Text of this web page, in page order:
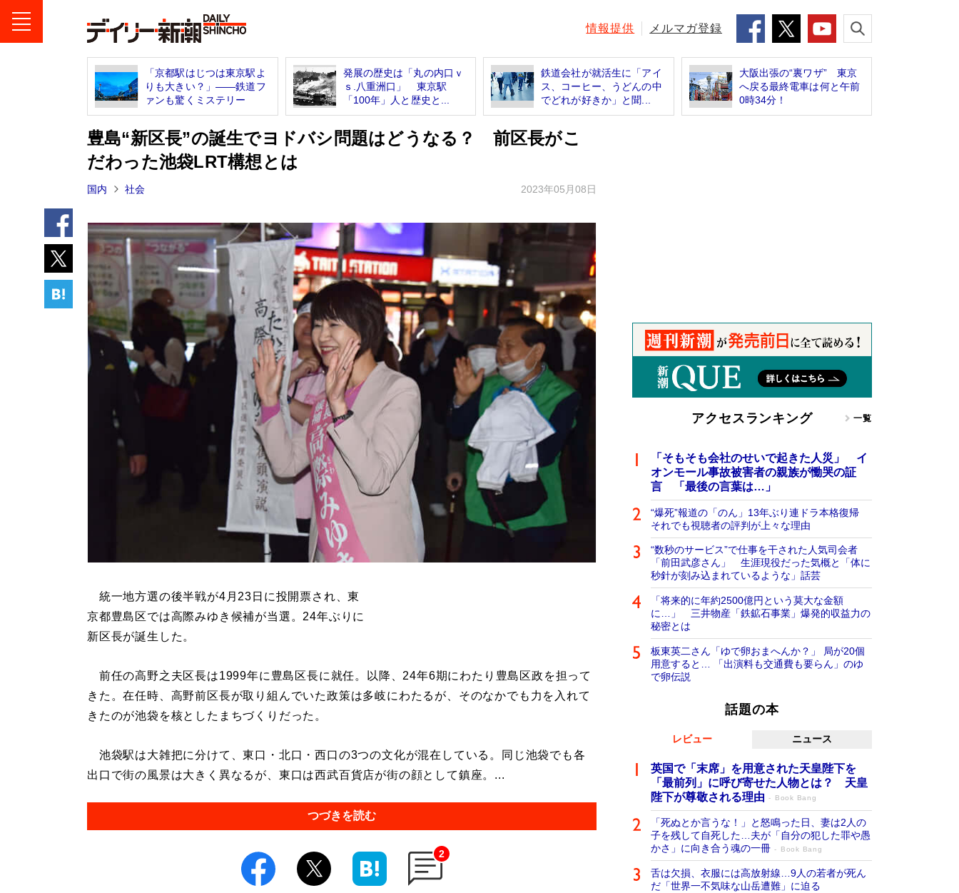
情報提供 メルマガ登録
「京都駅はじつは東京駅よ
りも大きい？」――鉄道フ
ァンも驚くミステリー
発展の歴史は「丸の内口ｖ
ｓ.八重洲口」 東京駅
「100年」人と歴史と...
鉄道会社が就活生に「アイ
ス、コーヒー、うどんの中
でどれが好きか」と聞...
大阪出張の“裏ワザ” 東京
へ戻る最終電車は何と午前
0時34分！
豊島“新区長”の誕生でヨドバシ問題はどうなる？ 前区長がこ
だわった池袋LRT構想とは
国内 社会 2023年05月08日
統一地方選の後半戦が4月23日に投開票され、東
京都豊島区では高際みゆき候補が当選。24年ぶりに
新区長が誕生した。
前任の高野之夫区長は1999年に豊島区長に就任。以降、24年6期にわたり豊島区政を担って
きた。在任時、高野前区長が取り組んでいた政策は多岐にわたるが、そのなかでも力を入れて
きたのが池袋を核としたまちづくりだった。
池袋駅は大雑把に分けて、東口・北口・西口の3つの文化が混在している。同じ池袋でも各
出口で街の風景は大きく異なるが、東口は西武百貨店が街の顔として鎮座。...
つづきを読む
2
アクセスランキング 一覧
「そもそも会社のせいで起きた人災」 イ
オンモール事故被害者の親族が慟哭の証
言 「最後の言葉は…」
“爆死”報道の「のん」13年ぶり連ドラ本格復帰
それでも視聴者の評判が上々な理由
“数秒のサービス”で仕事を干された人気司会者
「前田武彦さん」 生涯現役だった気概と「体に
秒針が刻み込まれているような」話芸
「将来的に年約2500億円という莫大な金額
に…」 三井物産「鉄鉱石事業」爆発的収益力の
秘密とは
板東英二さん「ゆで卵おまへんか？」 局が20個
用意すると… 「出演料も交通費も要らん」のゆ
で卵伝説
話題の本
レビュー ニュース
英国で「末席」を用意された天皇陛下を
「最前列」に呼び寄せた人物とは？ 天皇
陛下が尊敬される理由
Book Bang
「死ぬとか言うな！」と怒鳴った日、妻は2人の
子を残して自死した…夫が「自分の犯した罪や愚
かさ」に向き合う魂の一冊
Book Bang
舌は欠損、衣服には高放射線…9人の若者が死ん
だ「世界一不気味な山岳遭難」に迫る